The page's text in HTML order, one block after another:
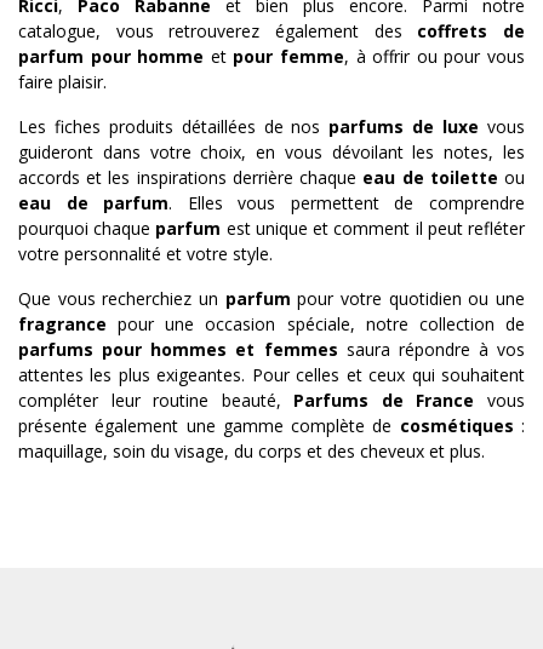
Ricci, Paco Rabanne et bien plus encore. Parmi notre
catalogue, vous retrouverez également des coffrets de
parfum pour homme et pour femme, à offrir ou pour vous
faire plaisir.
Les fiches produits détaillées de nos parfums de luxe vous
guideront dans votre choix, en vous dévoilant les notes, les
accords et les inspirations derrière chaque eau de toilette ou
eau de parfum. Elles vous permettent de comprendre
pourquoi chaque parfum est unique et comment il peut refléter
votre personnalité et votre style.
Que vous recherchiez un parfum pour votre quotidien ou une
fragrance pour une occasion spéciale, notre collection de
parfums pour hommes et femmes saura répondre à vos
attentes les plus exigeantes. Pour celles et ceux qui souhaitent
compléter leur routine beauté, Parfums de France vous
présente également une gamme complète de cosmétiques :
maquillage, soin du visage, du corps et des cheveux et plus.